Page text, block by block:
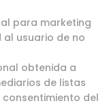
para marketing
usuario de no
obtenida a
de listas
del